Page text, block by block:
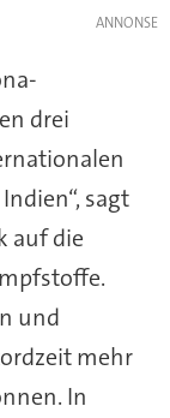
drei
sagt
auf die
und
mehr
In